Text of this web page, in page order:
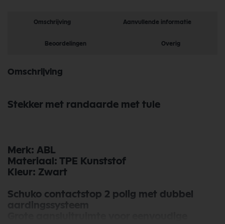
Omschrijving Aanvullende informatie
Beoordelingen Overig
Omschrijving
Stekker met randaarde met tule
Merk: ABL
Materiaal: TPE Kunststof
Kleur: Zwart
Schuko contactstop 2 polig met dubbel